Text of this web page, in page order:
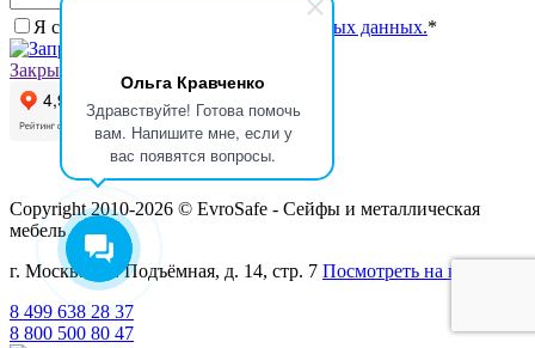
Ольга Кравченко
Здравствуйте! Готова помочь
вам. Напишите мне, если у
вас появятся вопросы.
Я согласен на обработку персональных данных.*
Закрыть окно
Copyright 2010-2026 © EvroSafe - Сейфы и металлическая
мебель
г. Москва, ул. Подъёмная, д. 14, стр. 7 Посмотреть на карте
8 499 638 28 37
8 800 500 80 47